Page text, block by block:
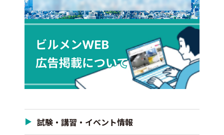
試験・講習・イベント情報